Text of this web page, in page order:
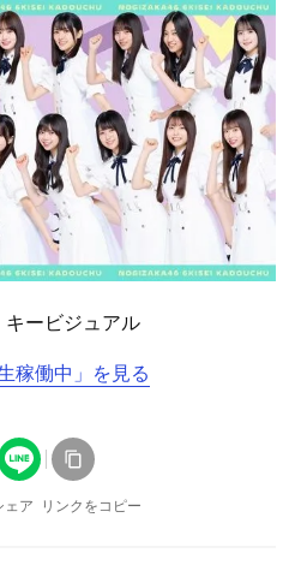
キービジュアル
稼働中」を見る
ェア リンクをコピー